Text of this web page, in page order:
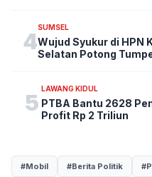
4
SUMSEL
Wujud Syukur di HPN
Selatan Potong
5
LAWANG KIDUL
PTBA Bantu 2628
Profit Rp 2 Triliun
#Mobil #Berita Politik